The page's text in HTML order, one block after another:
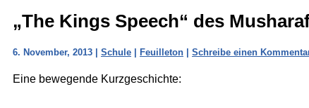
„The Kings Speech“ des
6. November, 2013 | Schule | Feuilleton | Schreibe einen
Eine bewegende Kurzgeschichte: